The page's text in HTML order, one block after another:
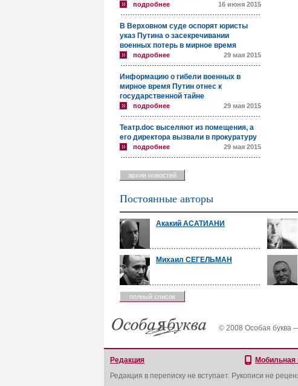
подробнее 16 июня 2015
В Верховном суде оспорят юристы
указ Путина о засекречивании
военных потерь в мирное время
подробнее 29 мая 2015
Информацию о гибели военных в
мирное время Путин отнес к
государственной тайне
подробнее 29 мая 2015
Театр.doc выселяют из помещения, а
его директора вызвали в прокуратуру
подробнее 29 мая 2015
архив новостей
Постоянные авторы
Акакий АСАТИАНИ
Михаил СЕГЕЛЬМАН
полный список
© 2008 Особая буква
Редакция Мобильная
Редакция в переписку не вступает. Рукописи не